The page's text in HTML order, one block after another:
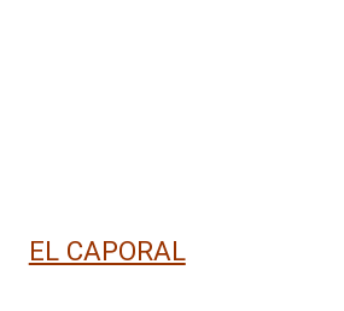
EL CAPORAL